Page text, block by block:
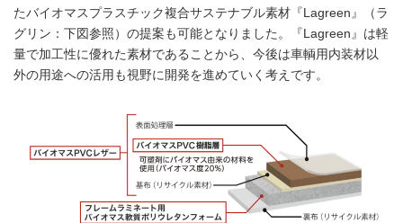
たバイオマスプラスチック複合サステナブル素材『Lagreen』（ラ
グリン：下図参照）の提案も可能となりました。『Lagreen』は軽
量で加工性に優れた素材であることから、今後は車輌用内装材以
外の用途への活用も視野に開発を進めていく考えです。